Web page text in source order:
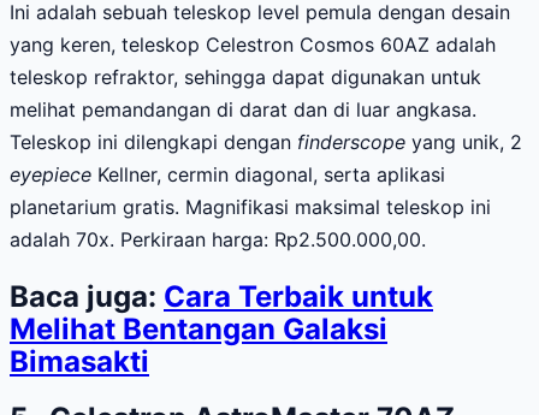
Ini adalah sebuah teleskop level pemula dengan desain
yang keren, teleskop Celestron Cosmos 60AZ adalah
teleskop refraktor, sehingga dapat digunakan untuk
melihat pemandangan di darat dan di luar angkasa.
Teleskop ini dilengkapi dengan finderscope yang unik, 2
eyepiece Kellner, cermin diagonal, serta aplikasi
planetarium gratis. Magnifikasi maksimal teleskop ini
adalah 70x. Perkiraan harga: Rp2.500.000,00.
Baca juga: Cara Terbaik untuk
Melihat Bentangan Galaksi
Bimasakti